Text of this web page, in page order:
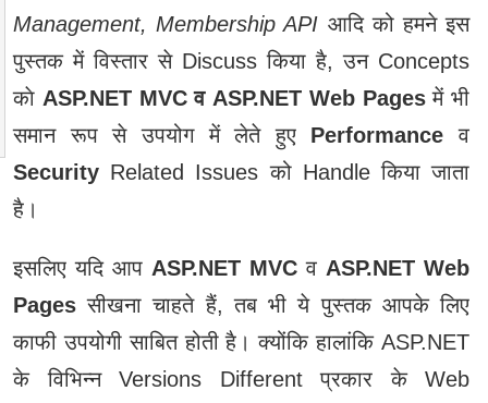
Management, Membership API आदि को हमने इस
पुस्‍तक में विस्‍तार से Discuss किया है, उन Concepts
काे ASP.NET MVC व ASP.NET Web Pagesमें भी
समान रूप से उपयोग में लेते हुए Performance व
Security Related Issues को Handle किया जाता
है।
इसलिए यदि आप ASP.NET MVC व ASP.NET Web
Pagesसीखना चाहते हैं, तब भी ये पुस्‍तक आपके लिए
काफी उपयोगी साबित होती है। क्‍योंकि हालांकि ASP.NET
के विभिन्‍न Versions Different प्रकार के Web